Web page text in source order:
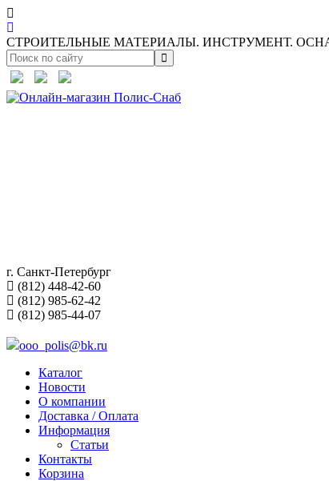
СТРОИТЕЛЬНЫЕ МАТЕРИАЛЫ. ИНСТРУМЕНТ.
г. Санкт-Петербург
(812) 448-42-60
(812) 985-62-42
(812) 985-44-07
ooo_polis@bk.ru
Каталог
Новости
О компании
Доставка / Оплата
Информация
Статьи
Контакты
Корзина